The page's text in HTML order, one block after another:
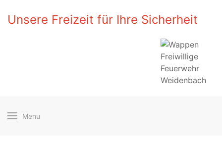
Unsere Freizeit für Ihre Sicherheit
Menu